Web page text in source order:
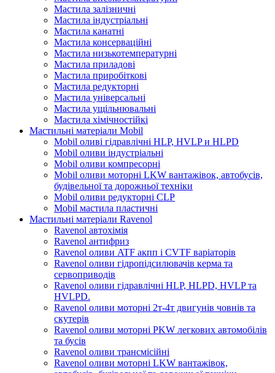
Мастила залізничні
Мастила індустріальні
Мастила канатні
Мастила консерваційні
Мастила низькотемпературні
Мастила приладові
Мастила приробіткові
Мастила редукторні
Мастила універсальні
Мастила ущільнювальні
Мастила хімічностійкі
Мастильні матеріали Mobil
Mobil оливі гідравлічні HLP, HVLP и HLPD
Mobil оливи індустріальні
Mobil оливи компресорні
Mobil оливи моторні LKW вантажівок, автобусів,
будівельної та дорожньої техніки
Mobil оливи редукторні CLP
Mobil мастила пластичні
Мастильні матеріали Ravenol
Ravenol автохімія
Ravenol антифриз
Ravenol оливи ATF акпп і CVTF варіаторів
Ravenol оливи гідропідсилювачів керма та
сервоприводів
Ravenol оливи гідравлічні HLP, HLPD, HVLP та
HVLPD.
Ravenol оливи моторні 2т-4т двигунів човнів та
скутерів
Ravenol оливи моторні PKW легкових автомобілів
та бусів
Ravenol оливи трансмісійні
Ravenol оливи моторні LKW вантажівок,